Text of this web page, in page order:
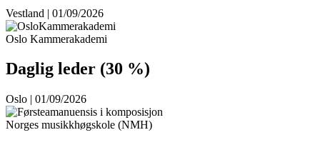
Vestland | 01/09/2026
Oslo Kammerakademi
Daglig leder (30 %)
Oslo | 01/09/2026
Norges musikkhøgskole (NMH)